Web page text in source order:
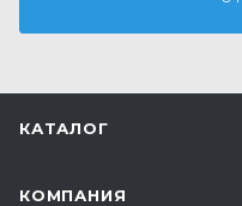
КАТАЛОГ
КОМПАНИЯ